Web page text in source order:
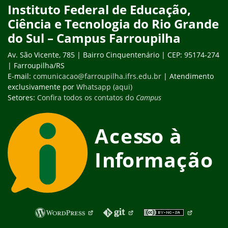
Instituto Federal de Educação,
Ciência e Tecnologia do Rio Grande
do Sul – Campus Farroupilha
Av. São Vicente, 785 | Bairro Cinquentenário | CEP: 95174-274
| Farroupilha/RS
E-mail: comunicacao@farroupilha.ifrs.edu.br | Atendimento
exclusivamente por Whatsapp (aqui)
Setores: Confira todos os contatos do Campus